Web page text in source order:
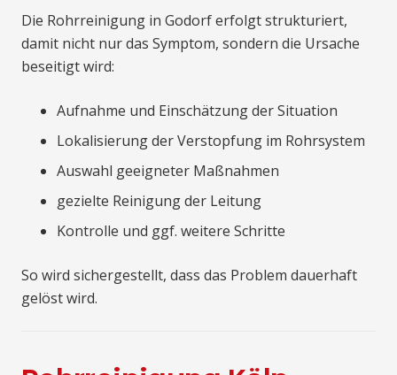
Die Rohrreinigung in Godorf erfolgt strukturiert,
damit nicht nur das Symptom, sondern die Ursache
beseitigt wird:
Aufnahme und Einschätzung der Situation
Lokalisierung der Verstopfung im Rohrsystem
Auswahl geeigneter Maßnahmen
gezielte Reinigung der Leitung
Kontrolle und ggf. weitere Schritte
So wird sichergestellt, dass das Problem dauerhaft
gelöst wird.